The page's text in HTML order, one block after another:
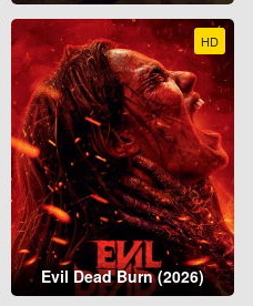
HD
Evil Dead Burn (2026)